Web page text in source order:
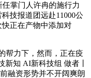
掌门人许冉的施行力
技报道团远赴11000公
正在产物中添加对
力下，然而，正在疫
新知 AI新科技组 做者丨
融资形势并不开阔爽朗